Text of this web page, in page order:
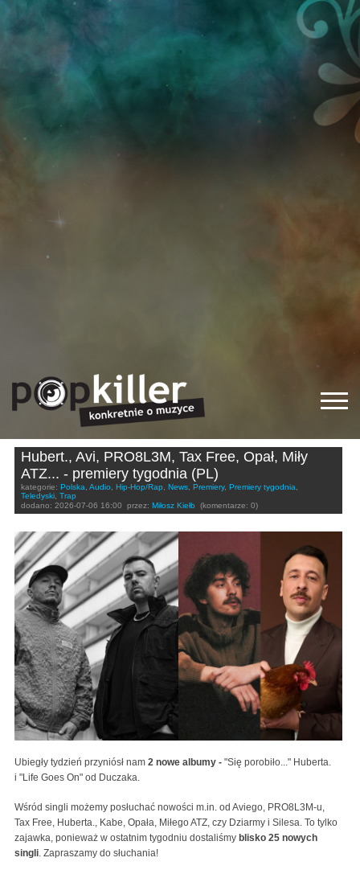
Hubert., Avi, PRO8L3M, Tax Free, Opał, Miły
ATZ... - premiery tygodnia (PL)
kategorie: Polska, Audio, Hip-Hop/Rap, News, Premiery, Premiery tygodnia,
Teledyski, Trap
dodano: 2026-07-06 16:00 przez: Miłosz Kiełb (komentarze: 0)
Ubiegły tydzień przyniósł nam 2 nowe albumy - "Się porobiło..." Huberta.
i "Life Goes On" od Duczaka.
Wśród singli możemy posłuchać nowości m.in. od Aviego, PRO8L3M-u,
Tax Free, Huberta., Kabe, Opała, Miłego ATZ, czy Dziarmy i Silesa. To tylko
zajawka, ponieważ w ostatnim tygodniu dostaliśmy blisko 25 nowych
singli. Zapraszamy do słuchania!